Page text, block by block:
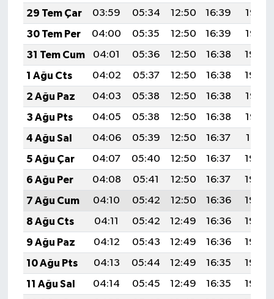
29 Tem Çar
03:59 05:34 12:50 16:39
19:56
30 Tem Per
04:00 05:35 12:50 16:39
19:55
31 Tem Cum
04:01 05:36 12:50 16:38
19:54
1 Ağu Cts
04:02 05:37 12:50 16:38
19:54
2 Ağu Paz
04:03 05:38 12:50 16:38
19:53
3 Ağu Pts
04:05 05:38 12:50 16:38
19:52
4 Ağu Sal
04:06 05:39 12:50 16:37
19:51
5 Ağu Çar
04:07 05:40 12:50 16:37
19:50
6 Ağu Per
04:08 05:41 12:50 16:37
19:49
7 Ağu Cum
04:10 05:42 12:50 16:36
19:48
8 Ağu Cts
04:11 05:42 12:49 16:36
19:46
9 Ağu Paz
04:12 05:43 12:49 16:36
19:45
10 Ağu Pts
04:13 05:44 12:49 16:35
19:44
11 Ağu Sal
04:14 05:45 12:49 16:35
19:43